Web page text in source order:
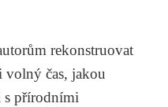
rekonstruovat
čas, jakou
s přírodními